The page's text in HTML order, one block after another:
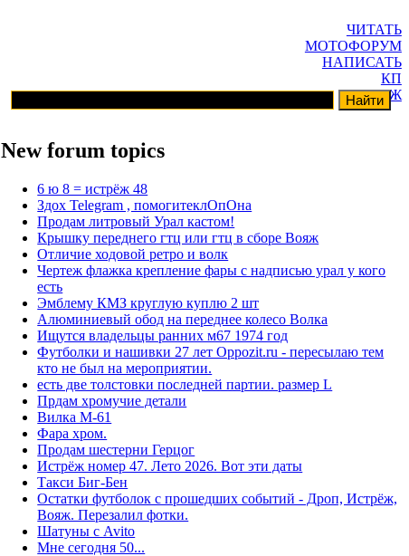
ЧИТАТЬ
МОТОФОРУМ
НАПИСАТЬ
КП
ГАРАЖ
New forum topics
6 ю 8 = истрёж 48
Здох Telegram , помогитеклОпОна
Продам литровый Урал кастом!
Крышку переднего гтц или гтц в сборе Вояж
Отличие ходовой ретро и волк
Чертеж флажка крепление фары с надписью урал у кого
есть
Эмблему КМЗ круглую куплю 2 шт
Алюминиевый обод на переднее колесо Волка
Ищутся владельцы ранних м67 1974 год
Футболки и нашивки 27 лет Oppozit.ru - пересылаю тем
кто не был на мероприятии.
есть две толстовки последней партии. размер L
Прдам хромучие детали
Вилка М-61
Фара хром.
Продам шестерни Герцог
Истрёж номер 47. Лето 2026. Вот эти даты
Такси Биг-Бен
Остатки футболок с прошедших событий - Дроп, Истрёж,
Вояж. Перезалил фотки.
Шатуны с Avito
Мне сегодня 50...